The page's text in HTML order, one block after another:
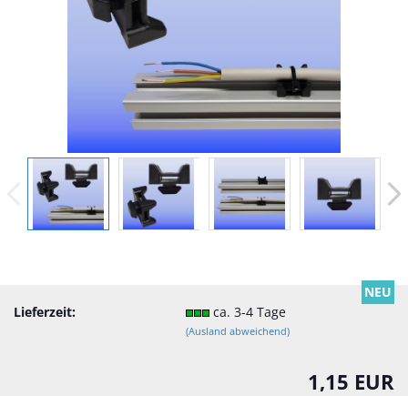
NEU
Lieferzeit:
ca. 3-4 Tage
(Ausland abweichend)
1,15 EUR